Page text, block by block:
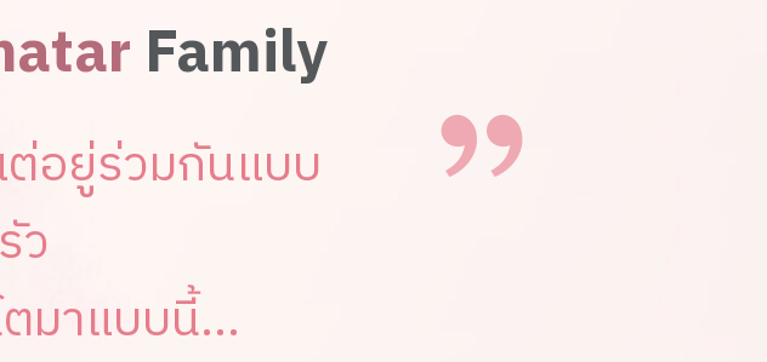
Family
อยู่ร่วมกันแบบ
ว
ตมาแบบนี้...